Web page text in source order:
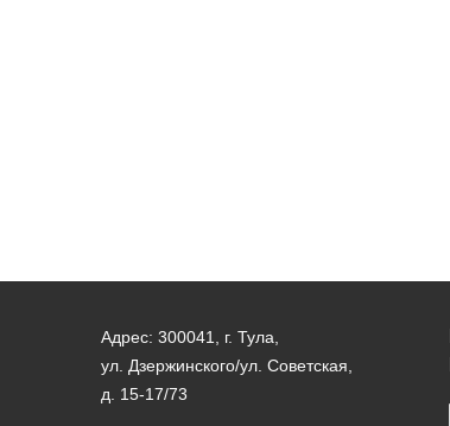
Адрес: 300041, г. Тула,
ул. Дзержинского/ул. Советская,
д. 15-17/73